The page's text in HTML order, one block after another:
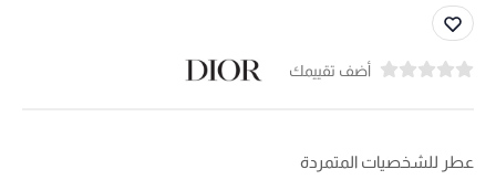
أضف تقييمك
عطر للشخصيات المتمردة